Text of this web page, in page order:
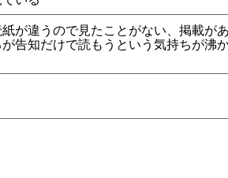
が違うので見たことがない、掲載が
告知だけで読もうという気持ちが沸